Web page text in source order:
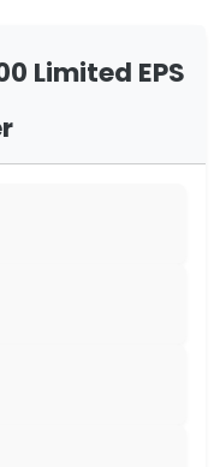
Limited EPS